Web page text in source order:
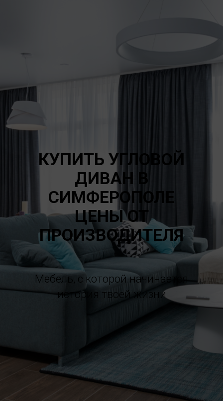
КУПИТЬ УГЛОВОЙ
ДИВАН В
СИМФЕРОПОЛЕ
ЦЕНЫ ОТ
ПРОИЗВОДИТЕЛЯ
Мебель, с которой начинается
история твоей жизни